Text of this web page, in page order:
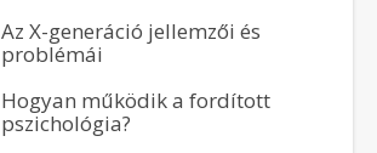
Az X-generáció jellemzői és
problémái
Hogyan működik a fordított
pszichológia?